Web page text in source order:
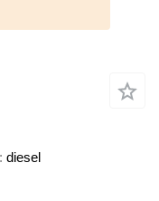
diesel